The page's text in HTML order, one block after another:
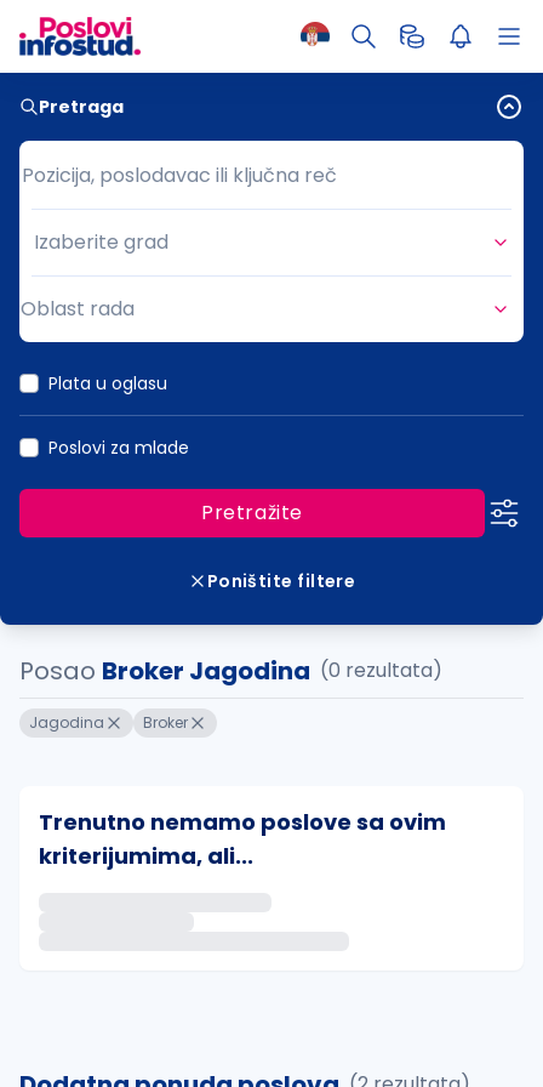
Pretraga
Pozicija, poslodavac ili ključna reč
Pozicija, poslodavac ili ključna reč
Grad
Izaberite grad
Oblast rada
Plata u oglasu
Poslovi za mlade
Pretražite
Poništite filtere
Posao Broker Jagodina (0 rezultata)
Jagodina Broker
Trenutno nemamo poslove sa ovim
kriterijumima, ali...